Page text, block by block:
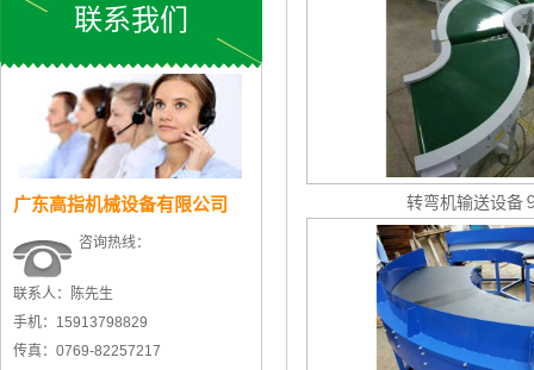
联系我们
广东高指机械设备有限公司
咨询热线：
联系人：陈先生
手机：15913798829
传真：0769-82257217
转弯机输送设备